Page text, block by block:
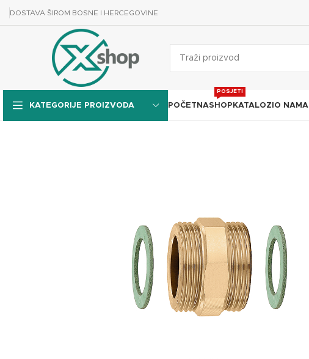
DOSTAVA ŠIROM BOSNE I HERCEGOVINE
KATEGORIJE PROIZVODA POČETNASHOP
POSJETI
KATALOZI O NAMA